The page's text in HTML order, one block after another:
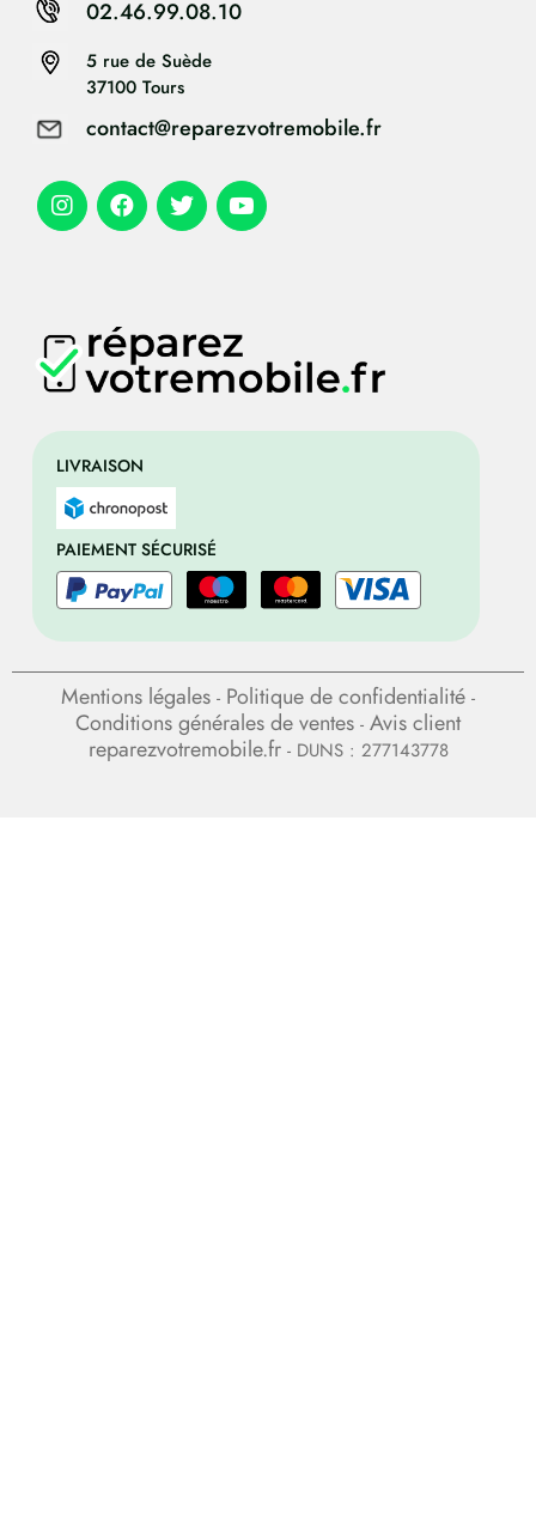
LIVRAISON
PAIEMENT SÉCURISÉ
5 rue de Suède
37100 Tours
contact@reparezvotremobile.fr
02.46.99.08.10
Mentions légales - Politique de confidentialité -
Conditions générales de ventes - Avis client
reparezvotremobile.fr- DUNS : 277143778